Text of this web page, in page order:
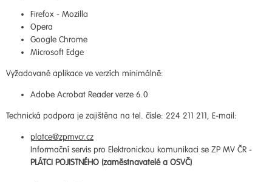
Firefox - Mozilla
Opera
Google Chrome
Microsoft Edge
Vyžadované aplikace ve verzích minimálně:
Adobe Acrobat Reader verze 6.0
Technická podpora je zajištěna na tel. čísle: 224 211 211, E-mail:
platce@zpmvcr.cz
Informační servis pro Elektronickou komunikaci se ZP MV ČR -
PLÁTCI POJISTNÉHO (zaměstnavatelé a OSVČ)